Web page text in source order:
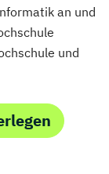
an und
und